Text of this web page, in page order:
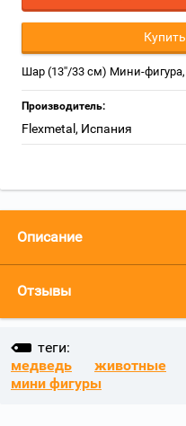
Шар (13''/33 см) Мини-фигура,
Производитель:
Flexmetal, Испания
Описание
Отзывы
теги:
медведь
животные
мини фигуры